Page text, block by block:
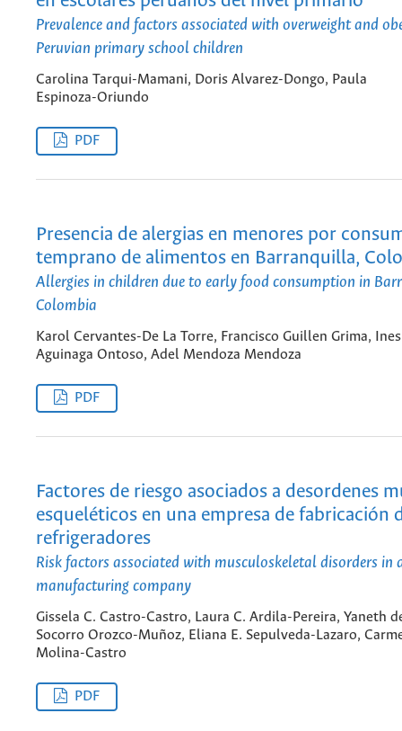
Prevalence and factors associated with overweight and
Peruvian primary school children
Carolina Tarqui-Mamani, Doris Alvarez-Dongo, Paula
Espinoza-Oriundo
PDF
Presencia de alergias en menores por
temprano de alimentos en Barranquilla,
Allergies in children due to early food consumption in
Colombia
Karol Cervantes-De La Torre, Francisco Guillen Grima, Ines
Aguinaga Ontoso, Adel Mendoza Mendoza
PDF
Factores de riesgo asociados a desordenes
esqueléticos en una empresa de fabricación
refrigeradores
Risk factors associated with musculoskeletal disorders in
manufacturing company
Gissela C. Castro-Castro, Laura C. Ardila-Pereira, Yaneth
Socorro Orozco-Muñoz, Eliana E. Sepulveda-Lazaro,
Molina-Castro
PDF